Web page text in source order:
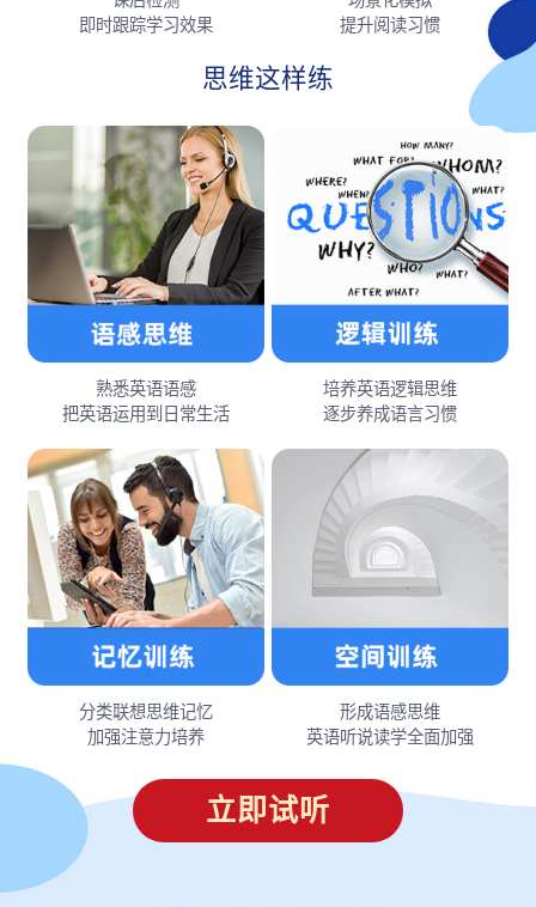
即时跟踪学习效果
提升阅读习惯
思维这样练
熟悉英语语感
把英语运用到日常生活
培养英语逻辑思维
逐步养成语言习惯
分类联想思维记忆
加强注意力培养
形成语感思维
英语听说读学全面加强
立即试听